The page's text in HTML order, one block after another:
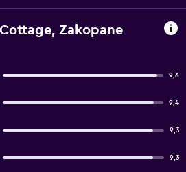
Zakopane
9,6
9,4
9,3
9,3